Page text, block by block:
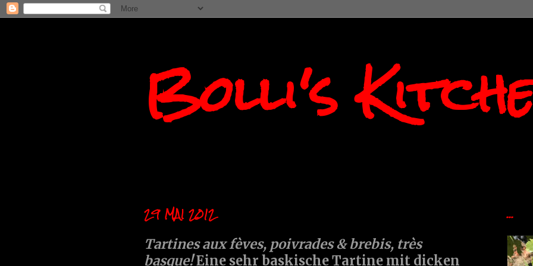
Bolli's
29 MAI 2012
Tartines aux fèves, poivrades & brebis, très
basque!Eine sehr baskische Tartine mit dicken
...